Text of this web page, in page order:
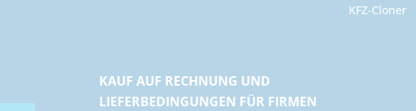
KFZ-Cloner
KAUF AUF RECHNUNG UND
LIEFERBEDINGUNGEN FÜR FIRMEN